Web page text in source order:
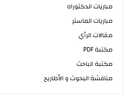
مباريات الدكتوراه
مباريات الماستر
مقالات الرأي
مكتبة PDF
مكتبة الباحث
مناقشة البحوث و الأطاريح